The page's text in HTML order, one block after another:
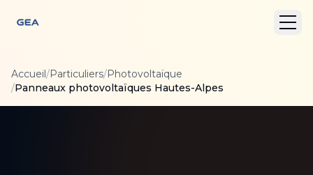
Accueil/Particuliers/Photovoltaïque
/Panneaux photovoltaïques Hautes-Alpes